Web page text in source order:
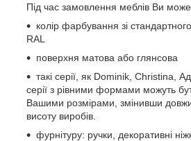
Під час замовлення меблів Ви
колір фарбування зі
RAL
поверхня матова або глянсова
такі серії, як Dominik, Christina,
серії з рівними формами можуть
Вашими розмірами, змінивши
висоту виробів.
фурнітуру: ручки, декоративні